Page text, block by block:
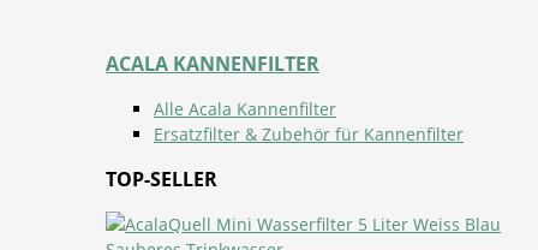
ACALA KANNENFILTER
Alle Acala Kannenfilter
Ersatzfilter & Zubehör für Kannenfilter
TOP-SELLER